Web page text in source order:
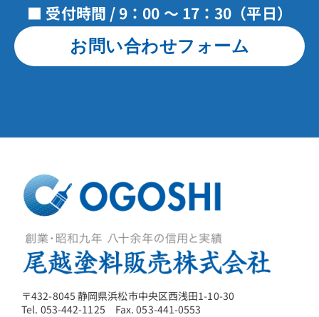
■ 受付時間 / 9：00 ～ 17：30（平日）
お問い合わせフォーム
〒432-8045 静岡県浜松市中央区西浅田1-10-30
Tel. 053-442-1125 Fax. 053-441-0553